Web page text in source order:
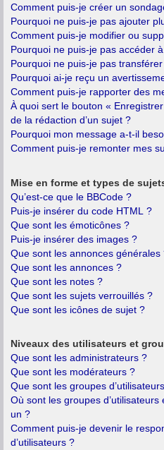
Comment puis-je créer un
Pourquoi ne puis-je pas ajouter
Comment puis-je modifier ou
Pourquoi ne puis-je pas accéder
Pourquoi ne puis-je pas
Pourquoi ai-je reçu un
Comment puis-je rapporter des
À quoi sert le bouton «
de la rédaction d’un sujet ?
Pourquoi mon message a-t-il
Comment puis-je remonter mes
Mise en forme et types de
Qu’est-ce que le BBCode ?
Puis-je insérer du code HTML ?
Que sont les émoticônes ?
Puis-je insérer des images ?
Que sont les annonces générales
Que sont les annonces ?
Que sont les notes ?
Que sont les sujets verrouillés ?
Que sont les icônes de sujet ?
Niveaux des utilisateurs et
Que sont les administrateurs ?
Que sont les modérateurs ?
Que sont les groupes
Où sont les groupes
un ?
Comment puis-je devenir le
d’utilisateurs ?